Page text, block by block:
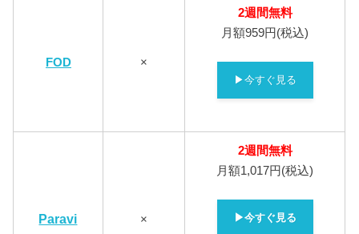
FOD ×
2週間無料
月額959円(税込)
▶今すぐ見る
Paravi ×
2週間無料
月額1,017円(税込)
▶今すぐ見る